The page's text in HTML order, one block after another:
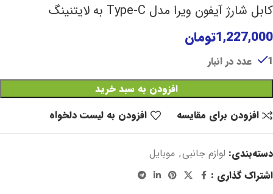
کابل شارژ آیفون ویرا مدل Type-C به لایتنینگ
1,227,000تومان
1 عدد در انبار
افزودن به سبد خرید
افزودن برای مقایسه
افزودن به لیست دلخواه
دسته‌بندی: لوازم جانبی, موبایل
اشتراک گذاری :